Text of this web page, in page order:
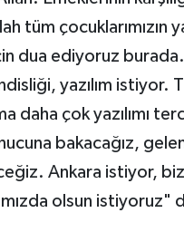
tüm çocuklarımızın
dua ediyoruz burada.
yazılım istiyor.
daha çok yazılımı
bakacağız,
Ankara istiyor,
olsun istiyoruz"